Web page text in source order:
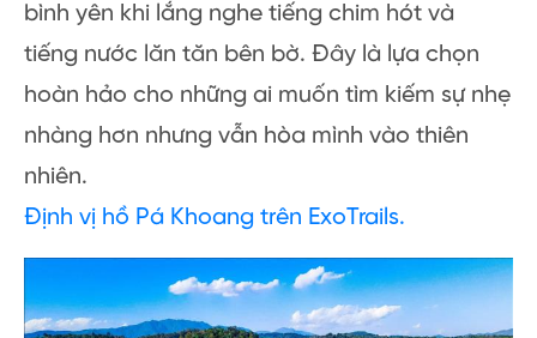
bình yên khi lắng nghe tiếng chim hót và
tiếng nước lăn tăn bên bờ. Đây là lựa chọn
hoàn hảo cho những ai muốn tìm kiếm sự nhẹ
nhàng hơn nhưng vẫn hòa mình vào thiên
nhiên.
Định vị hồ Pá Khoang trên ExoTrails.